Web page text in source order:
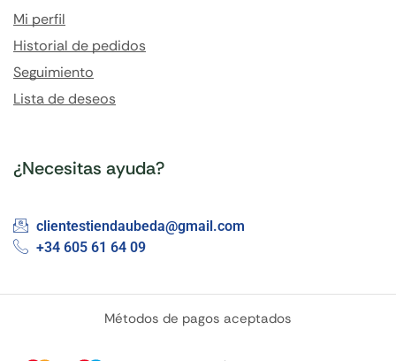
Mi perfil
Historial de pedidos
Seguimiento
Lista de deseos
¿Necesitas ayuda?
clientestiendaubeda@gmail.com
+34 605 61 64 09
Métodos de pagos aceptados